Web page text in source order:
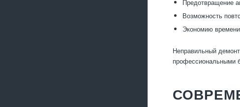
Предотвращение
Возможность
Экономию
Неправильный
профессиональными